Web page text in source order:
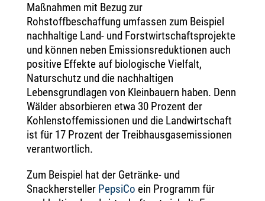
Maßnahmen mit Bezug zur
Rohstoffbeschaffung umfassen zum Beispiel
nachhaltige Land- und Forstwirtschaftsprojekte
und können neben Emissionsreduktionen auch
positive Effekte auf biologische Vielfalt,
Naturschutz und die nachhaltigen
Lebensgrundlagen von Kleinbauern haben. Denn
Wälder absorbieren etwa 30 Prozent der
Kohlenstoffemissionen und die Landwirtschaft
ist für 17 Prozent der Treibhausgasemissionen
verantwortlich.
Zum Beispiel hat der Getränke- und
Snackhersteller PepsiCo ein Programm für